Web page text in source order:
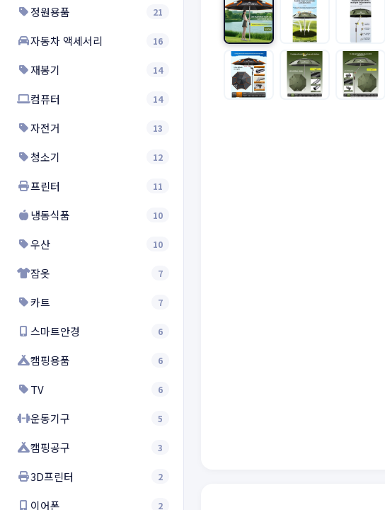
정원용품 21
자동차 액세서리 16
재봉기 14
컴퓨터 14
자전거 13
청소기 12
프린터 11
냉동식품 10
우산 10
잠옷 7
카트 7
스마트안경 6
캠핑용품 6
TV 6
운동기구 5
캠핑공구 3
3D프린터 2
이어폰 2